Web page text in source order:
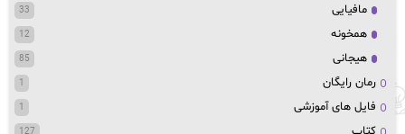
مافیایی 33
همخونه 12
هیجانی 85
رمان رایگان 1
فایل های آموزشی 1
127